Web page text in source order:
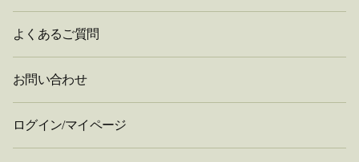
よくあるご質問
お問い合わせ
ログイン/マイページ